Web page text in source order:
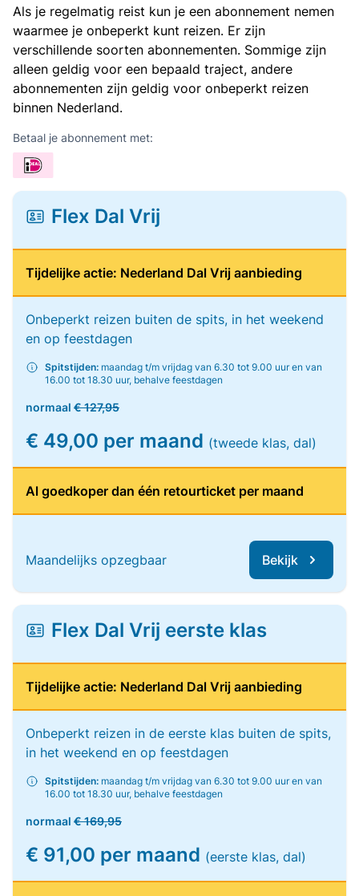
Als je regelmatig reist kun je een abonnement nemen
waarmee je onbeperkt kunt reizen. Er zijn
verschillende soorten abonnementen. Sommige zijn
alleen geldig voor een bepaald traject, andere
abonnementen zijn geldig voor onbeperkt reizen
binnen Nederland.
Betaal je abonnement met:
Flex Dal Vrij
Tijdelijke actie: Nederland Dal Vrij aanbieding
Onbeperkt reizen buiten de spits, in het weekend
en op feestdagen
Spitstijden: maandag t/m vrijdag van 6.30 tot 9.00 uur en van
16.00 tot 18.30 uur, behalve feestdagen
normaal € 127,95
€ 49,00 per maand (tweede klas, dal)
Al goedkoper dan één retourticket per maand
Maandelijks opzegbaar Bekijk
Flex Dal Vrij eerste klas
Tijdelijke actie: Nederland Dal Vrij aanbieding
Onbeperkt reizen in de eerste klas buiten de spits,
in het weekend en op feestdagen
Spitstijden: maandag t/m vrijdag van 6.30 tot 9.00 uur en van
16.00 tot 18.30 uur, behalve feestdagen
normaal € 169,95
€ 91,00 per maand (eerste klas, dal)